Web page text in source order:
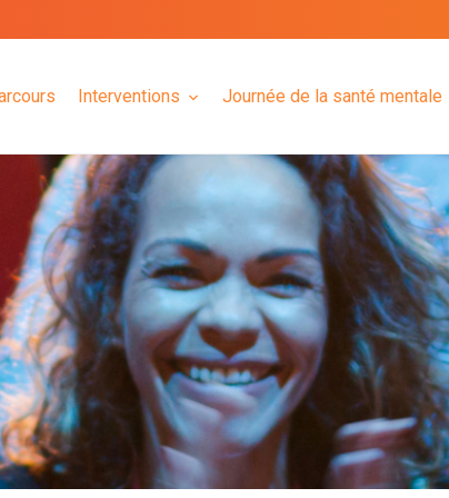
Interventions Journée de la santé mentale